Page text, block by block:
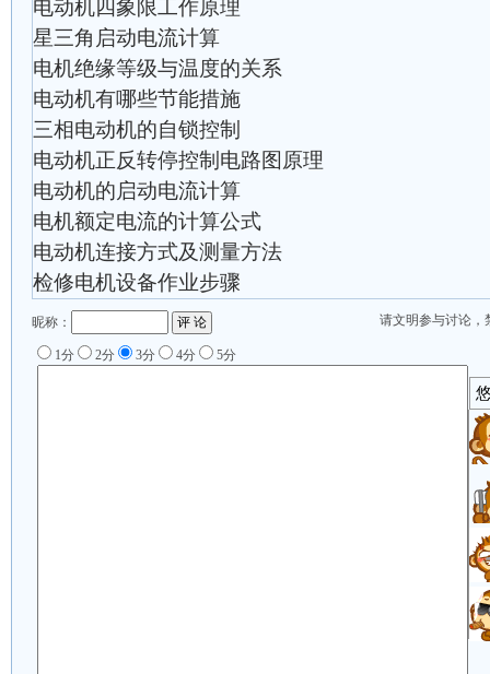
电动机四象限工作原理
星三角启动电流计算
电机绝缘等级与温度的关系
电动机有哪些节能措施
三相电动机的自锁控制
电动机正反转停控制电路图原理
电动机的启动电流计算
电机额定电流的计算公式
电动机连接方式及测量方法
检修电机设备作业步骤
请文明参与讨论，
昵称：
1分 2分 3分 4分 5分